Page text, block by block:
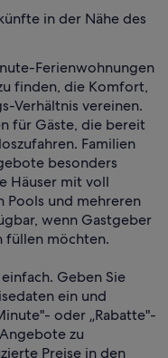
in der Nähe des
Ferienwohnungen
finden, die Komfort,
Verhältnis vereinen.
für Gäste, die bereit
Familien
besonders
Häuser mit voll
Pools und mehreren
wenn Gastgeber
füllen möchten.
Geben Sie
ein und
oder „Rabatte"-
zu
Preise in den